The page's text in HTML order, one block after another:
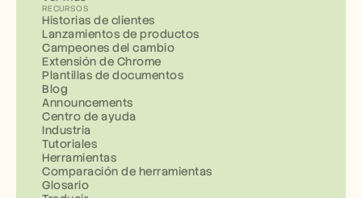
RECURSOS
Historias de clientes
Lanzamientos de productos
Campeones del cambio
Extensión de Chrome
Plantillas de documentos
Blog
Announcements
Centro de ayuda
Industria
Tutoriales
Herramientas
Comparación de herramientas
Glosario